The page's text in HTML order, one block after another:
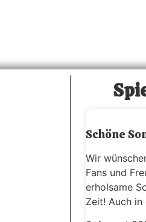
Schöne
Wir
Fans und
erholsame
Zeit! Auch in